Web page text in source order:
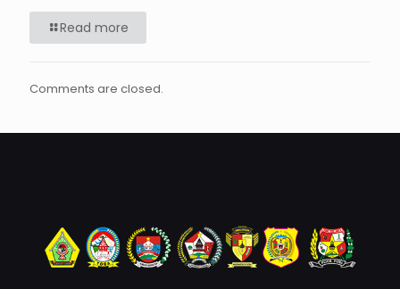
Read more
Comments are closed.